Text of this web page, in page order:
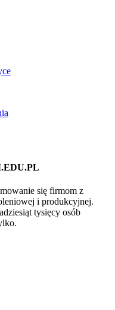
się firmom z
i produkcyjnej.
tysięcy osób